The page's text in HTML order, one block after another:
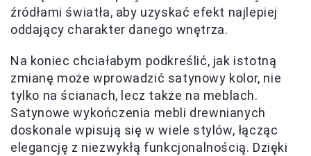
źródłami światła, aby uzyskać efekt najlepiej
oddający charakter danego wnętrza.
Na koniec chciałabym podkreślić, jak istotną
zmianę może wprowadzić satynowy kolor, nie
tylko na ścianach, lecz także na meblach.
Satynowe wykończenia mebli drewnianych
doskonale wpisują się w wiele stylów, łącząc
elegancję z niezwykłą funkcjonalnością. Dzięki